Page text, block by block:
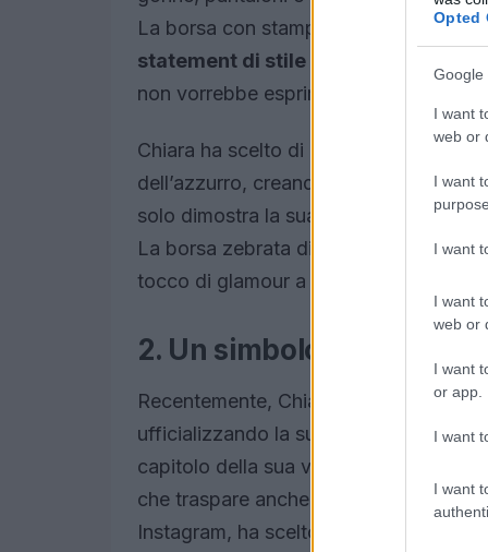
Opted
Google
I want
web or
I want
I want
I want
web or
I want
or app.
I want
I want
La borsa con stampa zebrata non è
statement di stile
non vorrebbe esprimere la propria
Chiara ha scelto di abbinare questa
dell’azzurro, creando un contrasto di
solo dimostra la sua abilità nel mixare
La borsa zebrata diventa quindi il
tocco di glamour a qualsiasi outfit.
2. Un simbolo di rinascita
Recentemente, Chiara ha condiviso
ufficializzando la sua relazione con
capitolo della sua vita è
che traspare anche dal suo stile.
Instagram, ha scelto di non usare